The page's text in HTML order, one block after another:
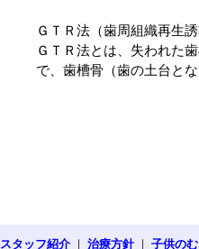
ＧＴＲ法（歯周組織再生誘
ＧＴＲ法とは、失われた
で、歯槽骨（歯の土台と
スタッフ紹介 ｜ 治療方針 ｜ 子供の